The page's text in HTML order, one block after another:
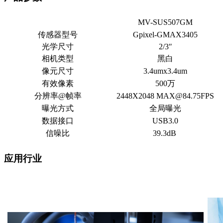
MV-SUS507GM
传感器型号
Gpixel-GMAX3405
光学尺寸
2/3″
相机类型
黑白
像元尺寸
3.4umx3.4um
有效像素
500万
分辨率@帧率
2448X2048 MAX@84.75FPS
曝光方式
全局曝光
数据接口
USB3.0
信噪比
39.3dB
应用行业